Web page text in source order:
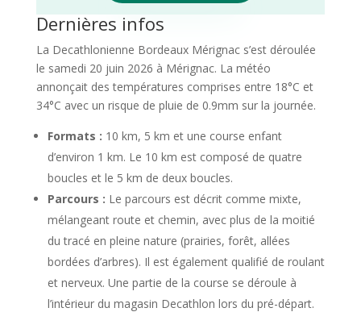
Dernières infos
La Decathlonienne Bordeaux Mérignac s’est déroulée
le samedi 20 juin 2026 à Mérignac. La météo
annonçait des températures comprises entre 18°C et
34°C avec un risque de pluie de 0.9mm sur la journée.
Formats : 10 km, 5 km et une course enfant
d’environ 1 km. Le 10 km est composé de quatre
boucles et le 5 km de deux boucles.
Parcours : Le parcours est décrit comme mixte,
mélangeant route et chemin, avec plus de la moitié
du tracé en pleine nature (prairies, forêt, allées
bordées d’arbres). Il est également qualifié de roulant
et nerveux. Une partie de la course se déroule à
l’intérieur du magasin Decathlon lors du pré-départ.